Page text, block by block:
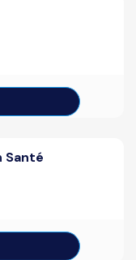
Santé